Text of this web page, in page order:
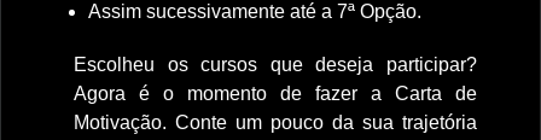
Assim sucessivamente até a 7ª Opção.
Escolheu os cursos que deseja participar?
Agora é o momento de fazer a Carta de
Motivação. Conte um pouco da sua trajetória